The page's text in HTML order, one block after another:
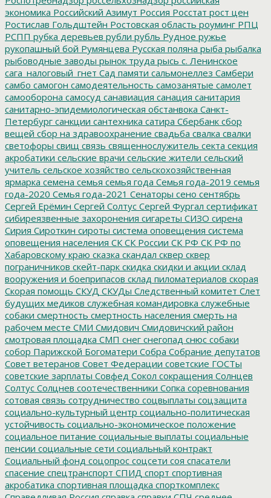
экономика Российский Азимут Россия Росстат рост цен
Ростислав Гольдштейн Ростовская область роуминг РПЦ
РСПП рубка деревьев рубли рубль Рудное ружье
рукопашный бой Румянцева Русская поляна рыба рыбалка
рыбоводные заводы рынок труда рысь с. Ленинское
сага_налоговый_гнет Сад памяти сальмонеллез Самбери
самбо самогон самодеятельность самозанятые самолет
самооборона самосуд санавиация санация санитария
санитарно-эпидемиологическая обстанвока Санкт-
Петербург санкции сантехника сатира Сбербанк сбор
вещей сбор на здравоохранение свадьба свалка свалки
светофоры свищ связь священнослужитель секта секция
акробатики сельские врачи сельские жители сельский
учитель сельское хозяйство сельскохозяйственная
ярмарка семена семья семья года Семья года-2019 семья
года-2020 Семья года-2021 Сенаторы сено сентябрь
Сергей Ерёмин Сергей Солтус Сергей Фургал сертификат
сибиреязвенные захоронения сигареты СИЗО сирена
Сирия Сироткин сироты система оповещения система
оповещения населения СК СК России СК РФ СК РФ по
Хабаровскому краю сказка скандал сквер сквер
пограничников скейт-парк скидка скидки и акции склад
вооружения и боеприпасов склад пиломатериалов скорая
Скорая помощь СКУД СКУДы Следственный комитет Слет
будущих медиков служебная командировка служебные
собаки смертность смертность населения смерть на
рабочем месте СМИ Смидович Смидовичский район
смотровая площадка СМП снег снегопад снюс собаки
собор Парижской Богоматери Собра Собрание депутатов
Совет ветеранов Совет Федерации советские ГОСТы
советские зарплаты Совфед Сокол сокращения Солнцев
Солтус Солцнев соотечественники Сопка соревнования
сотовая связь сотрудничество соцвыплаты соцзащита
социально-культурный центр социально-политическая
устойчивость социально-экономическое положение
социальное питание социальные выплаты социальные
пенсии социальные сети социальный контракт
Социальный фонд соцопрос соцсети соя спасатели
спасение спецтранспорт СПИД спорт спортивная
акробатика спортивная площадка спорткомплекс